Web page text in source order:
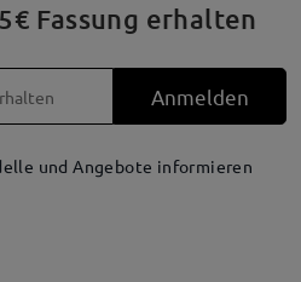
Fassung erhalten
Anmelden
und Angebote informieren